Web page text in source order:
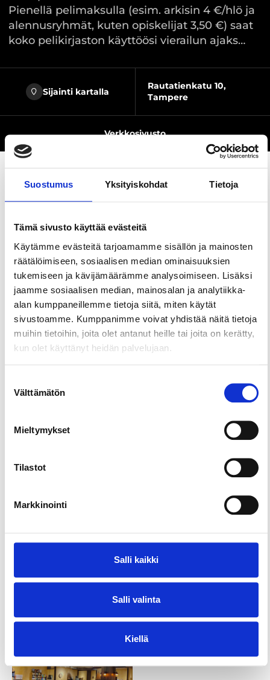
Suostumus Yksityiskohdat Tietoja
Tämä sivusto käyttää evästeitä
Käytämme evästeitä tarjoamamme sisällön ja mainosten
räätälöimiseen, sosiaalisen median ominaisuuksien
tukemiseen ja kävijämäärämme analysoimiseen. Lisäksi
jaamme sosiaalisen median, mainosalan ja analytiikka-
alan kumppaneillemme tietoja siitä, miten käytät
sivustoamme. Kumppanimme voivat yhdistää näitä tietoja
muihin tietoihin, joita olet antanut heille tai joita on kerätty,
kun olet käyttänyt heidän palvelujaan.
valinta
Välttämätön
Mieltymykset
Tilastot
Markkinointi
Salli kaikki
Salli valinta
Kiellä
Pienellä pelimaksulla (esim. arkisin 4 €/hlö ja
alennusryhmät, kuten opiskelijat 3,50 €) saat
koko pelikirjaston käyttöösi vierailun ajaks…
Sijainti kartalla
Rautatienkatu 10,
Tampere
Verkkosivusto
Jaa sivu
Lautapelikahvila Taverna on Suomen
ensimmäinen lautapelikahvila (perustettu vuonna
2016), josta löydät yli 900 lauta- ja korttipeliä
mukavaa illanviettoa varten! Pienellä pelimaksulla
(esim. arkisin 4 €/hlö ja alennusryhmät, kuten
opiskelijat 3,50 €) saat koko pelikirjaston käyttöösi
vierailun ajaksi. Keittiössämme valmistuvat rapeat
toastit, ruokaisat salaatit ja wrapit sekä vaikkapa
alkoholittomista virvokkeista, kuten Tavernan oma
Tervetuloa nauttimaan varmasti omalaatuisesta